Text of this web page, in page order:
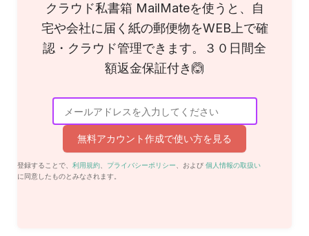
クラウド私書箱 MailMateを使うと、自
宅や会社に届く紙の郵便物をWEB上で確
認・クラウド管理できます。３０日間全
額返金保証付き🙆
無料アカウント作成で使い方を見る
登録することで、 利用規約 プライバシーポリシー 、および 個人情報の取扱い
に同意したものとみなされます。